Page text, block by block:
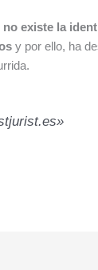
no existe la
y por ello, ha